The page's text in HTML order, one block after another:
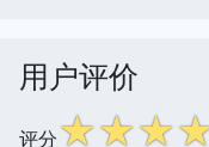
用户评价
评分☆☆☆